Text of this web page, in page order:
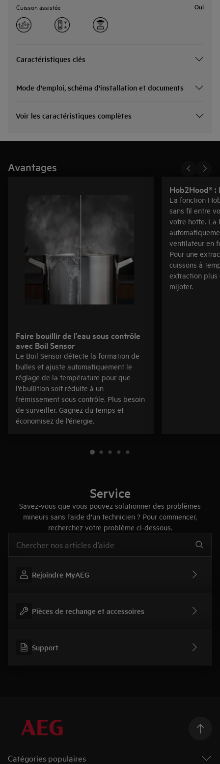
Cuisson assistée Oui
Caractéristiques clés
Mode d'emploi, schéma d'installation et documents
Voir les caractéristiques complètes
Avantages
Faire bouillir de l’eau sous contrôle
avec Boil Sensor
Le Boil Sensor détecte la formation de
bulles et ajuste automatiquement le
réglage de la température pour que
l’ébullition soit réduite à un
frémissement sous contrôle. Plus besoin
de surveiller. Gagnez du temps et
économisez de l’énergie.
Hob2Hood®
La fonction
sans fil entre
votre hotte. La
ventilateur en
Pour une
cuissons à
extraction plus
mijoter.
Service
Savez-vous que vous pouvez solutionner des problèmes
mineurs sans l’aide d’un technicien ? Pour commencer,
recherchez votre problème ci-dessous.
Rejoindre MyAEG
Pièces de rechange et accessoires
Support
Catégories populaires